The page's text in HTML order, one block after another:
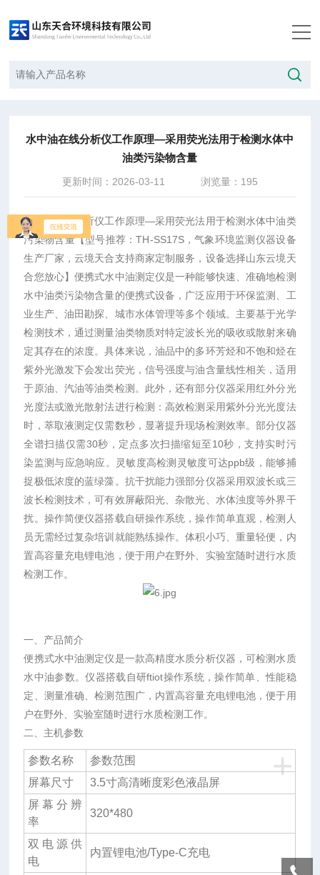
水中油在线分析仪工作原理—采用荧光法用于检测水体中
油类污染物含量
更新时间：2026-03-11 浏览量：195
水中油在线分析仪工作原理—采用荧光法用于检测水体中油类
污染物含量【型号推荐：TH-SS17S，气象环境监测仪器设备
生产厂家，云境天合支持商家定制服务，设备选择山东云境天
合您放心】便携式水中油测定仪是一种能够快速、准确地检测
水中油类污染物含量的便携式设备，广泛应用于环保监测、工
业生产、油田勘探、城市水体管理等多个领域。主要基于光学
检测技术，通过测量油类物质对特定波长光的吸收或散射来确
定其存在的浓度。具体来说，油品中的多环芳烃和不饱和烃在
紫外光激发下会发出荧光，信号强度与油含量线性相关，适用
于原油、汽油等油类检测。此外，还有部分仪器采用红外分光
光度法或激光散射法进行检测：高效检测采用紫外分光光度法
时，萃取液测定仅需数秒，显著提升现场检测效率。部分仪器
全谱扫描仅需30秒，定点多次扫描缩短至10秒，支持实时污
染监测与应急响应。灵敏度高检测灵敏度可达ppb级，能够捕
捉极低浓度的蓝绿藻。抗干扰能力强部分仪器采用双波长或三
波长检测技术，可有效屏蔽阳光、杂散光、水体浊度等外界干
扰。操作简便仪器搭载自研操作系统，操作简单直观，检测人
员无需经过复杂培训就能熟练操作。体积小巧、重量轻便，内
置高容量充电锂电池，便于用户在野外、实验室随时进行水质
检测工作。
一、产品简介
便携式水中油测定仪是一款高精度水质分析仪器，可检测水质
水中油参数。仪器搭载自研ftiot操作系统，操作简单、性能稳
定、测量准确、检测范围广，内置高容量充电锂电池，便于用
户在野外、实验室随时进行水质检测工作。
二、主机参数
+
参数名称
参数范围
屏幕尺寸
3.5寸高清晰度彩色液晶屏
屏幕分辨
率
320*480
双电源供
电
内置锂电池/Type-C充电